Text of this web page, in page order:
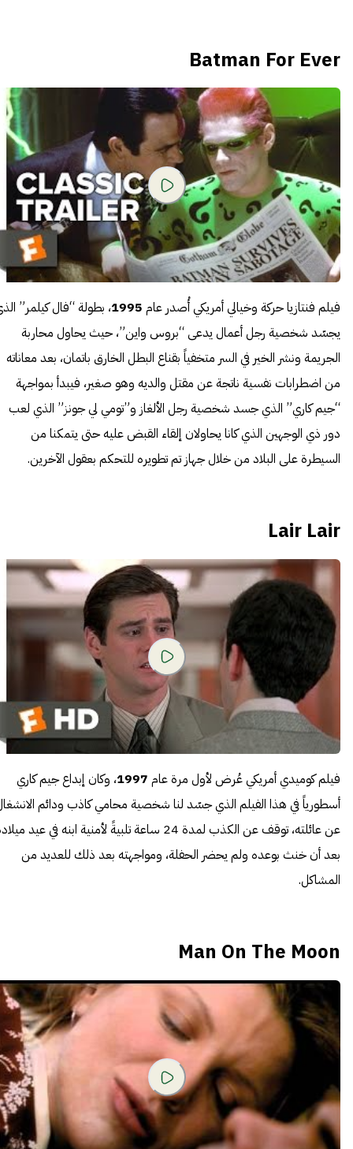
Batman For Ever
فيلم فنتازيا حركة وخيالي أمريكي أُصدر عام 1995، بطولة “فال كيلمر”
يجسّد شخصية رجل أعمال يدعى “بروس واين”، حيث يحاول محاربة
الجريمة ونشر الخير في السر متخفياً بقناع البطل الخارق باتمان، بعد معاناته
من اضطرابات نفسية ناتجة عن مقتل والديه وهو صغير، فيبدأ بمواجهة
“جيم كاري” الذي جسد شخصية رجل الألغاز و”تومي لي جونز” الذي لعب
دور ذي الوجهين الذي كانا يحاولان إلقاء القبض عليه حتى يتمكنا من
السيطرة على البلاد من خلال جهاز تم تطويره للتحكم بعقول الآخرين.
Lair Lair
فيلم كوميدي أمريكي عُرض لأول مرة عام 1997، وكان إبداع جيم كاري
أسطورياً في هذا الفيلم الذي جسّد لنا شخصية محامي كاذب ودائم
عن عائلته، توقف عن الكذب لمدة 24 ساعة تلبيةً لأمنية ابنه في عيد
بعد أن خنث بوعده ولم يحضر الحفلة، ومواجهته بعد ذلك للعديد من
المشاكل.
Man On The Moon